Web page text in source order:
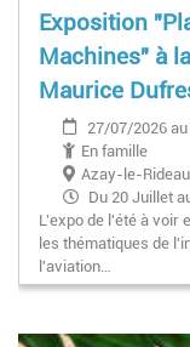
Exposition
Machines" à
Maurice
27/07/2026
En famille
Azay-le-Rideau
Du 20 Juillet
L'expo de l'été à voir
les thématiques de
l'aviation…